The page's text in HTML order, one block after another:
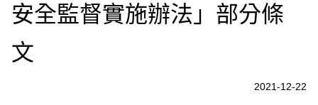
安全監督實施辦法」部分條
文
2021-12-22